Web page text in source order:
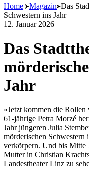
Skip
to
content
Home Magazin Das
Schwestern ins Jahr
12. Januar 2026
Das
Jahr
»Jetzt kommen die
61-jährige Petra Morzé
Jahr jüngeren Julia
mörderischen Schwestern
verkörpern. Und bis Mitte
Mutter in Christian
Landestheater Linz zu